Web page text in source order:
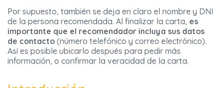
Por supuesto, también se deja en claro el nombre y DNI
de la persona recomendada. Al finalizar la carta, es
importante que el recomendador incluya sus datos
de contacto (número telefónico y correo electrónico).
Así es posible ubicarlo después para pedir más
información, o confirmar la veracidad de la carta.